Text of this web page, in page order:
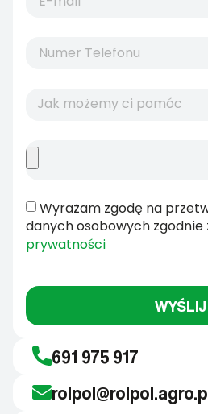
Wyrażam zgodę na
danych osobowych zgodnie
prywatności
WYŚLIJ
691 975 917